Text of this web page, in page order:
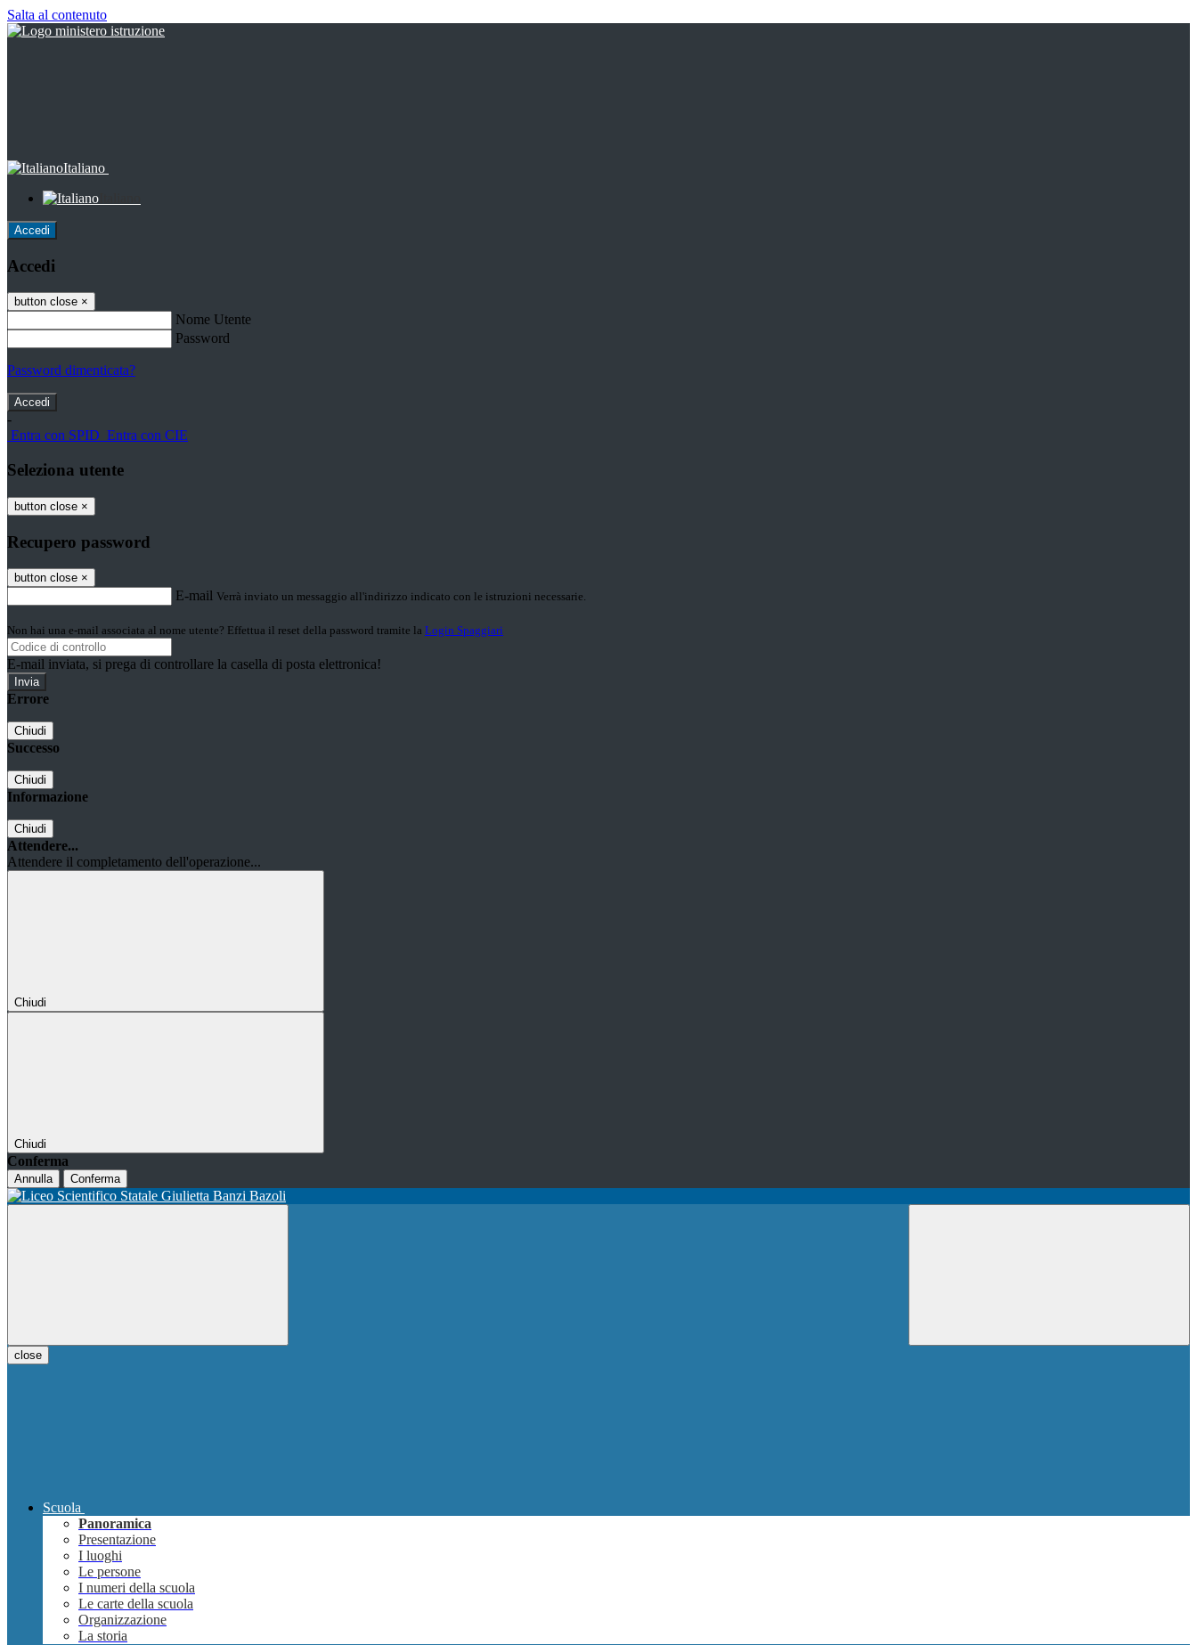
Salta al contenuto
Italiano
Accedi
Accedi
button close ×
Nome Utente
Password
Password dimenticata?
-
Entra con SPID Entra con CIE
Seleziona utente
button close ×
Recupero password
button close ×
E-mail Verrà inviato un messaggio all'indirizzo indicato con le istruzioni necessarie.
Non hai una e-mail associata al nome utente? Effettua il reset della password tramite la Login Spaggiari
E-mail inviata, si prega di controllare la casella di posta elettronica!
Errore
Chiudi
Successo
Chiudi
Informazione
Chiudi
Attendere...
Attendere il completamento dell'operazione...
Chiudi
Chiudi
Conferma
Annulla Conferma
close
Scuola
Panoramica
Presentazione
I luoghi
Le persone
I numeri della scuola
Le carte della scuola
Organizzazione
La storia